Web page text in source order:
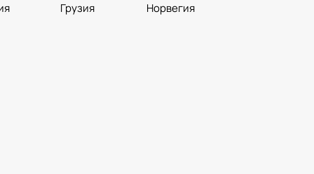
Грузия Норвегия